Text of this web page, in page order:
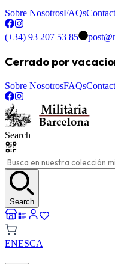
Sobre NosotrosFAQs
(+34) 93 207 53 85
Cerrado por
Sobre NosotrosFAQs
Search
Search
ENESCA